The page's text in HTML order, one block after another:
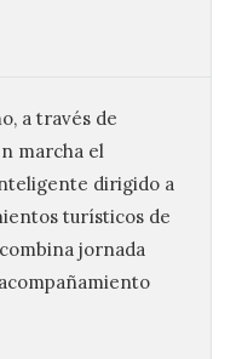
a través de
marcha el
dirigido a
turísticos de
jornada